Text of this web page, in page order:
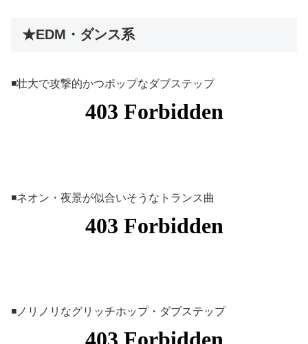
★EDM・ダンス系
◾️壮大で攻撃的かつポップなダブステップ
◾️ネオン・夜景が似合いそうなトランス曲
◾️ノリノリなグリッチホップ・ダブステップ